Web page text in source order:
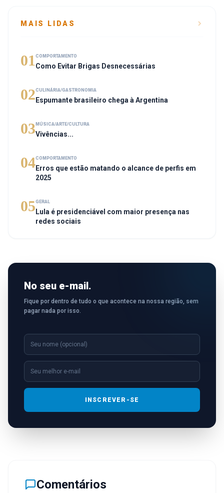
MAIS LIDAS
01 COMPORTAMENTO
Como Evitar Brigas Desnecessárias
02CULINÁRIA/GASTRONOMIA
Espumante brasileiro chega à Argentina
03 MÚSICA/ARTE/CULTURA
Vivências...
04COMPORTAMENTO
Erros que estão matando o alcance de perfis em
2025
05GERAL
Lula é presidenciável com maior presença nas
redes sociais
No seu e-mail.
Fique por dentro de tudo o que acontece na nossa região, sem
pagar nada por isso.
INSCREVER-SE
Comentários